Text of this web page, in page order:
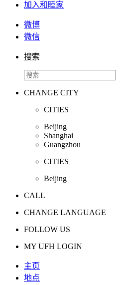
加入和睦家
微博
微信
搜索
CHANGE CITY
CITIES
Beijing
Shanghai
Guangzhou
CITIES
Beijing
CALL
CHANGE LANGUAGE
FOLLOW US
MY UFH LOGIN
主页
地点